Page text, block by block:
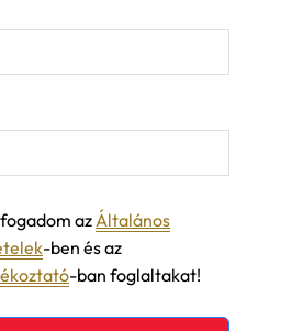
azÁltalános
-ben és az
-ban foglaltakat!